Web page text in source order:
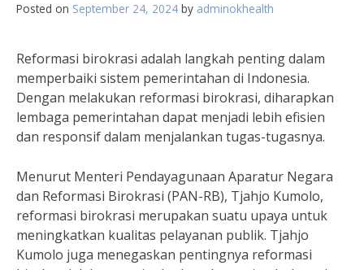
Posted on September 24, 2024 by adminokhealth
Reformasi birokrasi adalah langkah penting dalam
memperbaiki sistem pemerintahan di Indonesia.
Dengan melakukan reformasi birokrasi, diharapkan
lembaga pemerintahan dapat menjadi lebih efisien
dan responsif dalam menjalankan tugas-tugasnya.
Menurut Menteri Pendayagunaan Aparatur Negara
dan Reformasi Birokrasi (PAN-RB), Tjahjo Kumolo,
reformasi birokrasi merupakan suatu upaya untuk
meningkatkan kualitas pelayanan publik. Tjahjo
Kumolo juga menegaskan pentingnya reformasi